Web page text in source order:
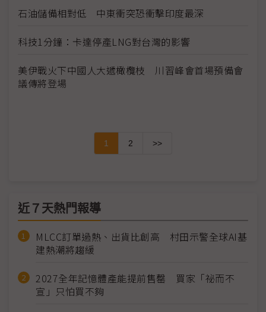
石油儲備相對低 中東衝突恐衝擊印度最深
科技1分鐘：卡達停產LNG對台灣的影響
美伊戰火下中國人大遞橄欖枝 川習峰會首場預備會
議傳將登場
1 2 >>
近７天熱門報導
MLCC訂單過熱、出貨比創高 村田示警全球AI基
建熱潮將趨緩
2027全年記憶體產能提前售罄 買家「祕而不
宣」只怕買不夠